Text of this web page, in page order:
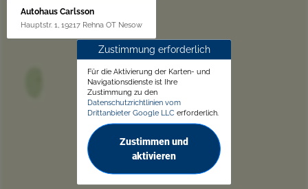
Autohaus Carlsson
Hauptstr. 1, 19217 Rehna OT Nesow
Zustimmung erforderlich
Für die Aktivierung der Karten- und
Navigationsdienste ist Ihre
Zustimmung zu den
Datenschutzrichtlinien vom
Drittanbieter Google LLC erforderlich.
Zustimmen und
aktivieren